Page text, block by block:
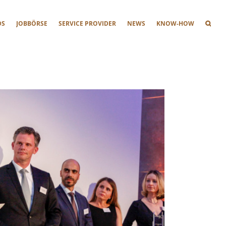
JOBBÖRSE SERVICE PROVIDER NEWS KNOW-HOW